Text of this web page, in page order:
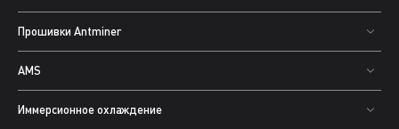
Прошивки Antminer
AMS
Иммерсионное охлаждение